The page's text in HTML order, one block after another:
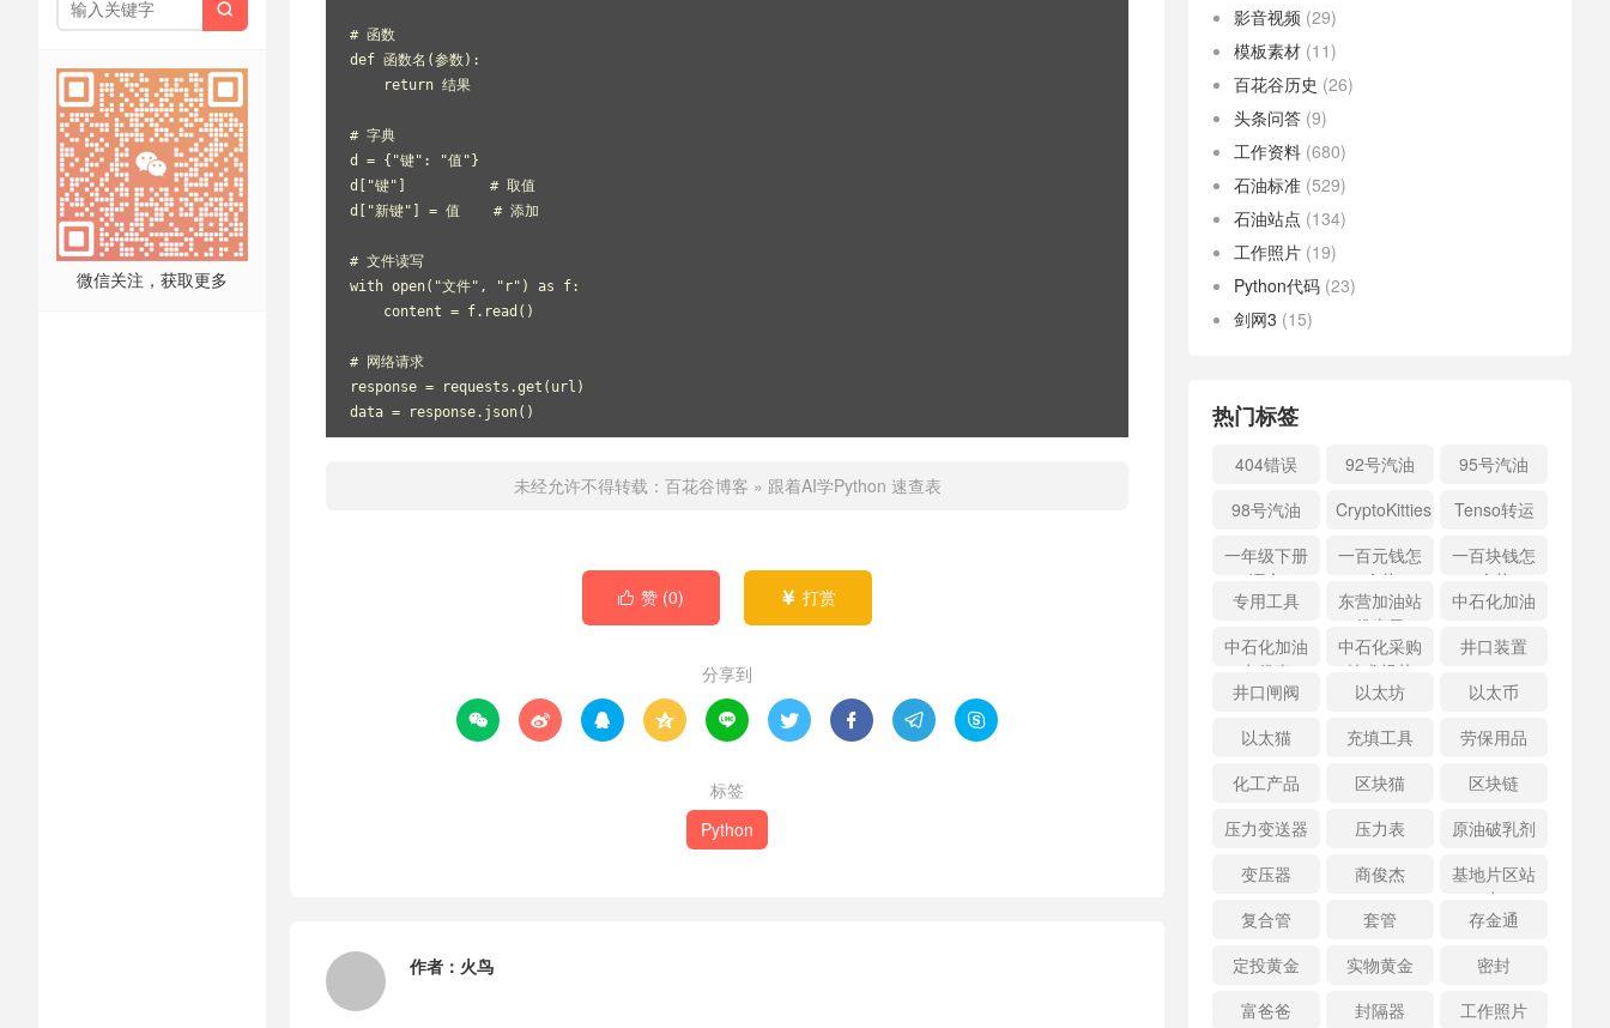

微信关注，获取更多
# 函数
def 函数名(参数):
    return 结果
# 字典
d = {"键": "值"}
d["键"]          # 取值
d["新键"] = 值    # 添加
# 文件读写
with open("文件", "r") as f:
    content = f.read()
# 网络请求
response = requests.get(url)
data = response.json()
未经允许不得转载： 百花谷博客 » 跟着AI学Python 速查表
 赞 (0)  打赏
分享到
        
标签
Python
作者： 火鸟
影音视频 (29)
模板素材 (11)
百花谷历史 (26)
头条问答 (9)
工作资料 (680)
石油标准 (529)
石油站点 (134)
工作照片 (19)
Python代码 (23)
剑网3 (15)
热门标签
404错误 92号汽油
95号汽油
98号汽油
CryptoKitties
Tenso转运
一年级下册
语文
一百元钱怎
么花
一百块钱怎
么花
专用工具
东营加油站
优惠日
中石化加油
中石化加油
卡优惠
中石化采购
技术规范
井口装置
井口闸阀
以太坊
以太币
以太猫
充填工具
劳保用品
化工产品
区块猫
区块链
压力变送器
压力表
原油破乳剂
变压器
商俊杰
基地片区站
点
复合管
套管
存金通
定投黄金
实物黄金
密封
富爸爸
封隔器
工作照片